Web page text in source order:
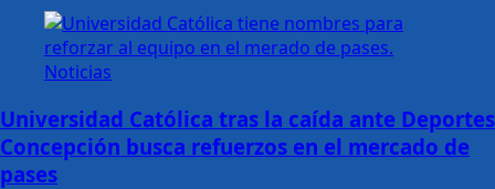
Noticias
Universidad Católica tras la caída ante Deportes
Concepción busca refuerzos en el mercado de
pases